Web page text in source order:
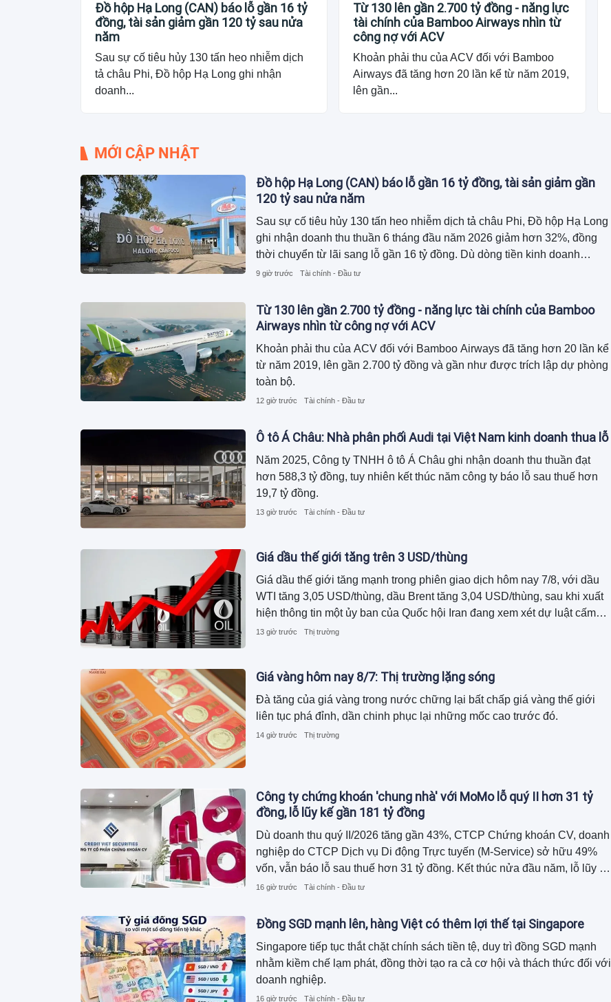
Đồ hộp Hạ Long (CAN) báo lỗ gần 16 tỷ
đồng, tài sản giảm gần 120 tỷ sau nửa
năm
Sau sự cố tiêu hủy 130 tấn heo nhiễm dịch
tả châu Phi, Đồ hộp Hạ Long ghi nhận
doanh...
Từ 130 lên gần 2.700 tỷ đồng - năng lực
tài chính của Bamboo Airways nhìn từ
công nợ với ACV
Khoản phải thu của ACV đối với Bamboo
Airways đã tăng hơn 20 lần kể từ năm 2019,
lên gần...
MỚI CẬP NHẬT
Đồ hộp Hạ Long (CAN) báo lỗ gần 16 tỷ đồng, tài sản giảm gần
120 tỷ sau nửa năm
Sau sự cố tiêu hủy 130 tấn heo nhiễm dịch tả châu Phi, Đồ hộp Hạ Long
ghi nhận doanh thu thuần 6 tháng đầu năm 2026 giảm hơn 32%, đồng
thời chuyển từ lãi sang lỗ gần 16 tỷ đồng. Dù dòng tiền kinh doanh
dương, nguồn tiền chủ yếu đến từ thu hồi công nợ và giảm hàng tồn kho,
9 giờ trước Tài chính - Đầu tư
Từ 130 lên gần 2.700 tỷ đồng - năng lực tài chính của Bamboo
Airways nhìn từ công nợ với ACV
Khoản phải thu của ACV đối với Bamboo Airways đã tăng hơn 20 lần kể
từ năm 2019, lên gần 2.700 tỷ đồng và gần như được trích lập dự phòng
toàn bộ.
12 giờ trước Tài chính - Đầu tư
Ô tô Á Châu: Nhà phân phối Audi tại Việt Nam kinh doanh thua lỗ
Năm 2025, Công ty TNHH ô tô Á Châu ghi nhận doanh thu thuần đạt
hơn 588,3 tỷ đồng, tuy nhiên kết thúc năm công ty báo lỗ sau thuế hơn
19,7 tỷ đồng.
13 giờ trước Tài chính - Đầu tư
Giá dầu thế giới tăng trên 3 USD/thùng
Giá dầu thế giới tăng mạnh trong phiên giao dịch hôm nay 7/8, với dầu
WTI tăng 3,05 USD/thùng, dầu Brent tăng 3,04 USD/thùng, sau khi xuất
hiện thông tin một ủy ban của Quốc hội Iran đang xem xét dự luật cấm
tàu của Mỹ và Israel đi qua eo biển Hormuz. Ngược lại, giá xăng dầu
13 giờ trước Thị trường
Giá vàng hôm nay 8/7: Thị trường lặng sóng
Đà tăng của giá vàng trong nước chững lại bất chấp giá vàng thế giới
liên tục phá đỉnh, dần chinh phục lại những mốc cao trước đó.
14 giờ trước Thị trường
Công ty chứng khoán 'chung nhà' với MoMo lỗ quý II hơn 31 tỷ
đồng, lỗ lũy kế gần 181 tỷ đồng
Dù doanh thu quý II/2026 tăng gần 43%, CTCP Chứng khoán CV, doanh
nghiệp do CTCP Dịch vụ Di động Trực tuyến (M-Service) sở hữu 49%
vốn, vẫn báo lỗ sau thuế hơn 31 tỷ đồng. Kết thúc nửa đầu năm, lỗ lũy kế
của doanh nghiệp này đã vượt tỷ đồng, trong khi báo cáo tài chính xuất
cụ thể.
16 giờ trước Tài chính - Đầu tư
Đồng SGD mạnh lên, hàng Việt có thêm lợi thế tại Singapore
Singapore tiếp tục thắt chặt chính sách tiền tệ, duy trì đồng SGD mạnh
nhằm kiềm chế lạm phát, đồng thời tạo ra cả cơ hội và thách thức đối với
doanh nghiệp.
16 giờ trước Tài chính - Đầu tư